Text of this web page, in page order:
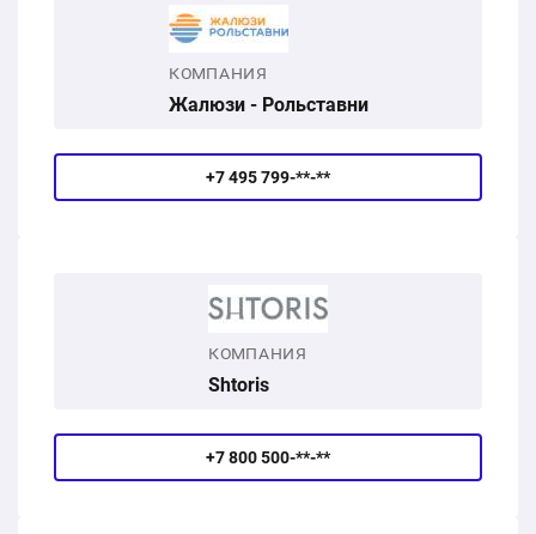
КОМПАНИЯ
Жалюзи - Рольставни
+7 495 799-**-**
КОМПАНИЯ
Shtoris
+7 800 500-**-**